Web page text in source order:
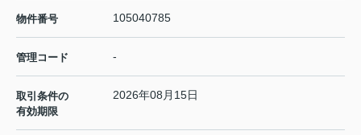
物件番号 105040785
管理コード -
取引条件の
有効期限
2026年08月15日